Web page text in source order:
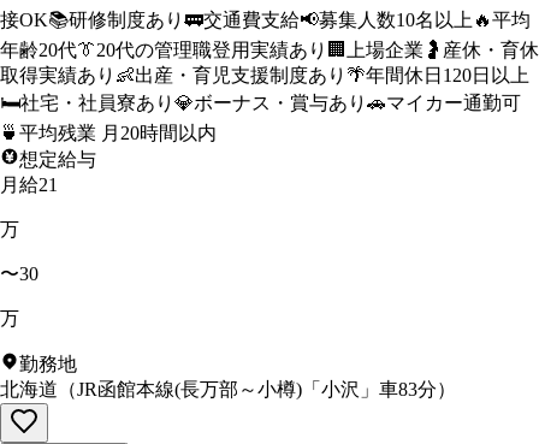
接OK📚研修制度あり 🚃交通費支給📢募集人数10名以上 🔥平均
年齢20代👔20代の管理職登用実績あり 🏢 上場企業 🤰 産休・育休
取得実績あり 👶出産・育児支援制度あり 🌴年間休日120日以上
🛏️社宅・社員寮あり 💎ボーナス・賞与あり 🚗マイカー通勤可
🍵 平均残業 月20時間以内
想定給与
月給21
万
〜30
万
勤務地
北海道 （JR函館本線(長万部～小樽)「小沢」車83分）